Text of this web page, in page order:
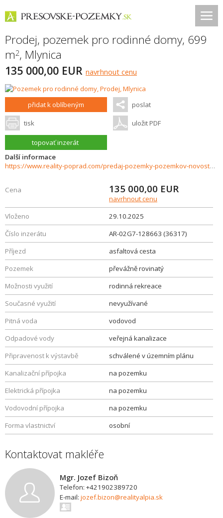
Prodej, pozemek pro rodinné domy, 699
m2, Mlynica
135 000,00 EUR navrhnout cenu
přidat k oblíbeným poslat
tisk uložit PDF
topovať inzerát
Další informace
https://www.reality-poprad.com/predaj-pozemky-pozemkov-novostavby/Pozemok-na-predaj---Mlynica-36317/?utm_source=areality&utm_medium=xml&utm_term=36317&utm_content=chalupa&utm_campaign=portaly
Cena 135 000,00 EUR
navrhnout cenu
Vloženo
29.10.2025
Číslo inzerátu
AR-02G7-128663 (36317)
Příjezd
asfaltová cesta
Pozemek
převážně rovinatý
Možnosti využití
rodinná rekreace
Současné využití
nevyužívané
Pitná voda
vodovod
Odpadové vody
veřejná kanalizace
Připravenost k výstavbě
schválené v územním plánu
Kanalizační přípojka
na pozemku
Elektrická přípojka
na pozemku
Vodovodní přípojka
na pozemku
Forma vlastnictví
osobní
Kontaktovat makléře
Mgr. Jozef Bizoň
Telefon: +421902389720
E-mail: jozef.bizon@realityalpia.sk